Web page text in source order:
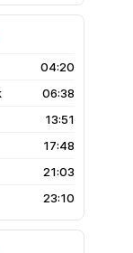
04:20
06:38
13:51
17:48
21:03
23:10